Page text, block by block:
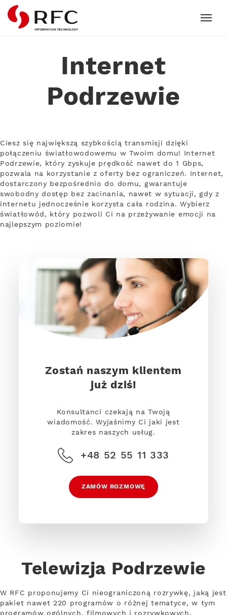
RFC
Internet
Podrzewie
Ciesz się największą szybkością transmisji dzięki
połączeniu światłowodowemu w Twoim domu! Internet
Podrzewie, który zyskuje prędkość nawet do 1 Gbps,
pozwala na korzystanie z oferty bez ograniczeń. Internet,
dostarczony bezpośrednio do domu, gwarantuje
swobodny dostęp bez zacinania, nawet w sytuacji, gdy z
internetu jednocześnie korzysta cała rodzina. Wybierz
światłowód, który pozwoli Ci na przeżywanie emocji na
najlepszym poziomie!
Zostań naszym klientem
już dziś!
Konsultanci czekają na Twoją
wiadomość. Wyjaśnimy Ci jaki jest
zakres naszych usług.
+48 52 55 11 333
ZAMÓW ROZMOWĘ
Telewizja Podrzewie
W RFC proponujemy Ci nieograniczoną rozrywkę, jaką jest
pakiet nawet 220 programów o różnej tematyce, w tym